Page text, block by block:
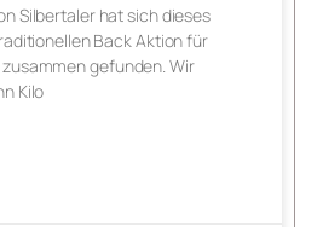
Silbertaler hat sich dieses
Back Aktion für
gefunden. Wir
Kilo